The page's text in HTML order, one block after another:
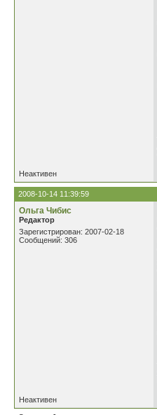
Неактивен
2008-10-14 11:39:59
Ольга Чибис
Редактор
Зарегистрирован: 2007-02-18
Сообщений: 306
Неактивен